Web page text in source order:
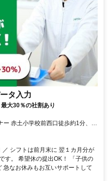
タ入力
大30％の社割あり
赤土小学校前西口徒歩約1分、都
小口徒歩約8分、都電荒川線 東尾
シフトは前月末に 翌１カ月分が
す。 希望休の提出OK！ 「子供の
急なお休みもお互いサポートして